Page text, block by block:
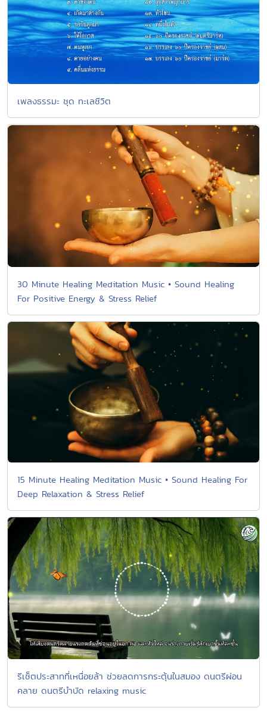
เพลงธรรมะ ชุด ทะเลชีวิต
30 Minute Healing Meditation Music • Sound Healing
For Positive Energy & Stress Relief
15 Minute Healing Meditation Music • Sound Healing For
Deep Relaxation & Stress Relief
รีเซ็ตประสาทที่เหนื่อยล้า ช่วยลดการกระตุ้นในสมอง ดนตรีผ่อน
คลาย ดนตรีบำบัด relaxing music